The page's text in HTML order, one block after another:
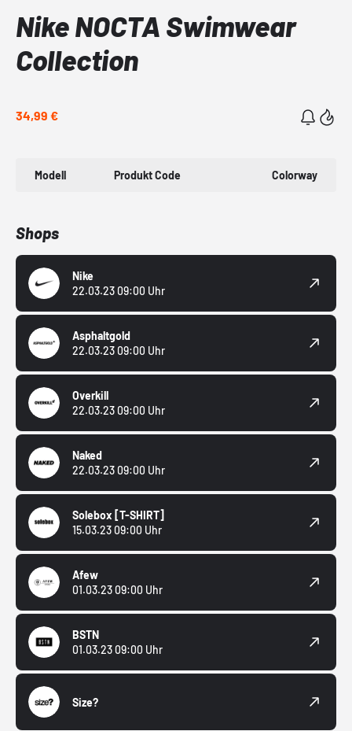
Nike NOCTA Swimwear
Collection
34,99 €
Modell Produkt Code Colorway
Shops
Nike
22.03.23 09:00 Uhr
Asphaltgold
22.03.23 09:00 Uhr
Overkill
22.03.23 09:00 Uhr
Naked
22.03.23 09:00 Uhr
Solebox [T-SHIRT]
15.03.23 09:00 Uhr
Afew
01.03.23 09:00 Uhr
BSTN
01.03.23 09:00 Uhr
Size?